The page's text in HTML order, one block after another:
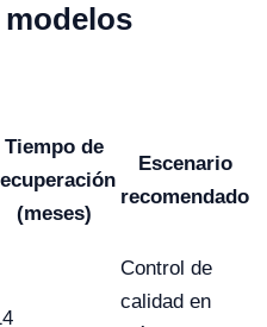
Tiempo de
(meses)
Escenario
recomendado
Control de
calidad en